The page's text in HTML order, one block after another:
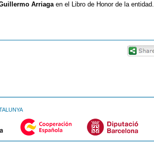
Arriagaen el Libro de Honor de la entidad.